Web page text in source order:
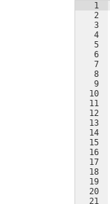
1
2
3
4
5
6
7
8
9
10
11
12
13
14
15
16
17
18
19
20
21